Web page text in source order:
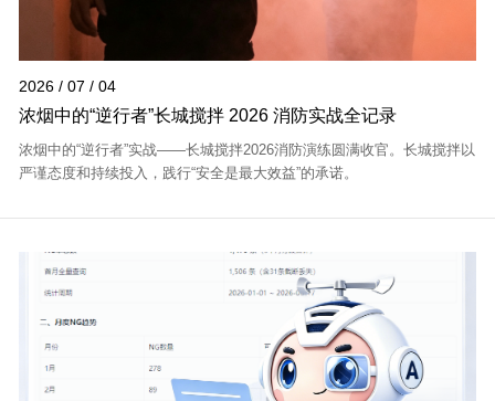
2026 / 07 / 04
浓烟中的“逆行者”长城搅拌 2026 消防实战全记录
浓烟中的“逆行者”实战——长城搅拌2026消防演练圆满收官。长城搅拌以
严谨态度和持续投入，践行“安全是最大效益”的承诺。